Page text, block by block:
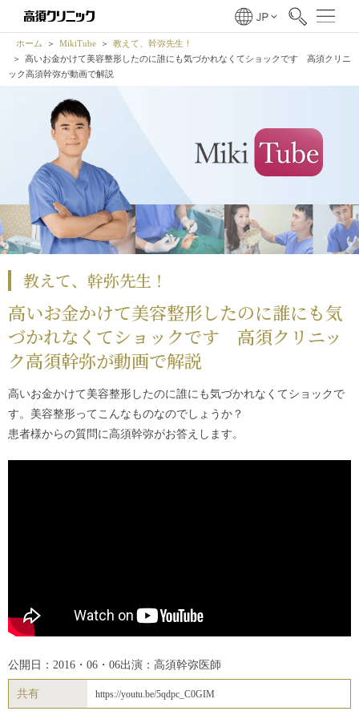
ホーム MikiTube
教えて、幹弥先生！
高いお金かけて美容整形したのに誰にも気づかれなくてショックです 高須クリニ
ック高須幹弥が動画で解説
教えて、幹弥先生！
高いお金かけて美容整形したのに誰にも気
づかれなくてショックです 高須クリニッ
ク高須幹弥が動画で解説
高いお金かけて美容整形したのに誰にも気づかれなくてショックで
す。美容整形ってこんなものなのでしょうか？
患者様からの質問に高須幹弥がお答えします。
公開日：2016・06・06出演：高須幹弥医師
共有 https://youtu.be/5qdpc_C0GIM